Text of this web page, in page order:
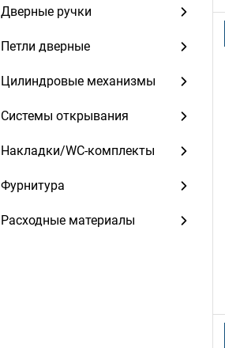
Дверные ручки
Петли дверные
Цилиндровые механизмы
Системы открывания
Накладки/WC-комплекты
Фурнитура
Расходные материалы